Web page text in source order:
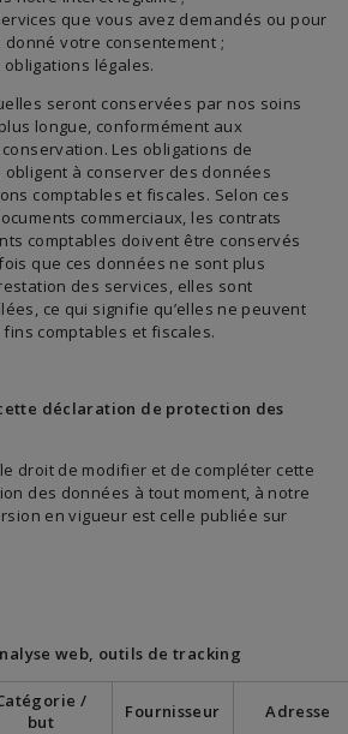
que vous avez demandés ou pour
votre consentement ;
légales.
seront conservées par nos soins
longue, conformément aux
Les obligations de
à conserver des données
comptables et fiscales. Selon ces
commerciaux, les contrats
comptables doivent être conservés
que ces données ne sont plus
des services, elles sont
ce qui signifie qu’elles ne peuvent
comptables et fiscales.
déclaration de protection des
droit de modifier et de compléter cette
des données à tout moment, à notre
en vigueur est celle publiée sur
web, outils de tracking
/
but
Fournisseur Adresse